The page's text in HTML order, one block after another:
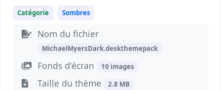
Catégorie Sombres
Nom du fichier
MichaelMyersDark.deskthemepack
Fonds d'écran 10 images
Taille du thème 2.8 MB